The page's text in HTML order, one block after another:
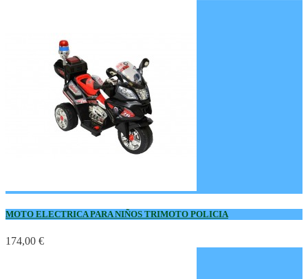
MOTO ELECTRICA PARA NIÑOS TRIMOTO POLICIA
174,00 €